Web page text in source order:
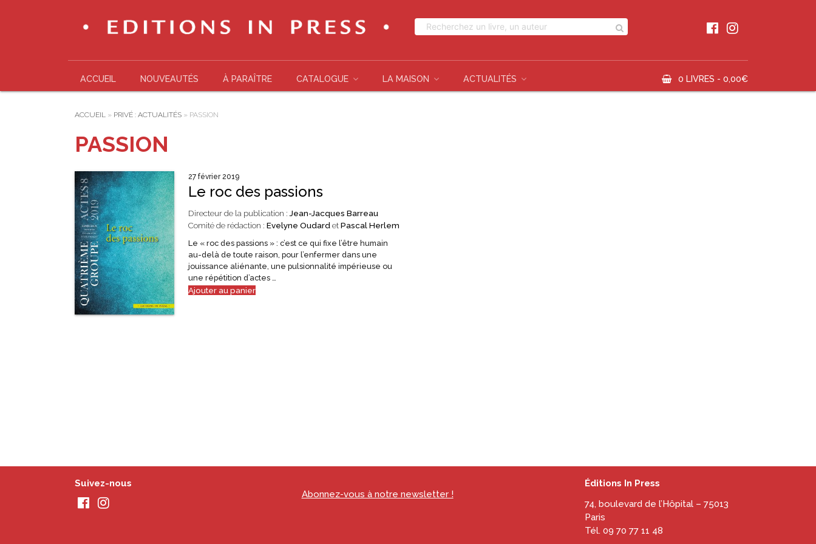
ACCUEIL NOUVEAUTÉS À PARAÎTRE CATALOGUE LA MAISON ACTUALITÉS 0 LIVRES - 0,00€
ACCUEIL » PRIVÉ : ACTUALITÉS » PASSION
PASSION
27 février 2019
Le roc des passions
Directeur de la publication : Jean-Jacques Barreau
Comité de rédaction : Evelyne Oudard etPascal Herlem
Le « roc des passions » : c’est ce qui fixe l’être humain
au-delà de toute raison, pour l’enfermer dans une
jouissance aliénante, une pulsionnalité impérieuse ou
une répétition d’actes …
Ajouter au panier
Suivez-nous
Abonnez-vous à notre newsletter !
Éditions In Press
74, boulevard de l’Hôpital – 75013
Paris
Tél. 09 70 77 11 48